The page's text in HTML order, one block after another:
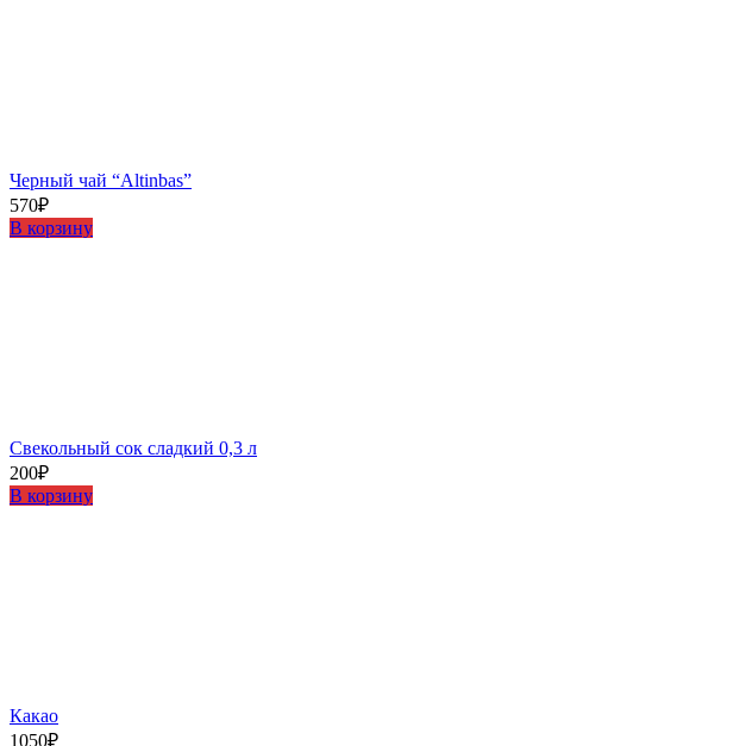
Черный чай “Altinbas”
570₽
В корзину
Свекольный сок сладкий 0,3 л
200₽
В корзину
Какао
1050₽